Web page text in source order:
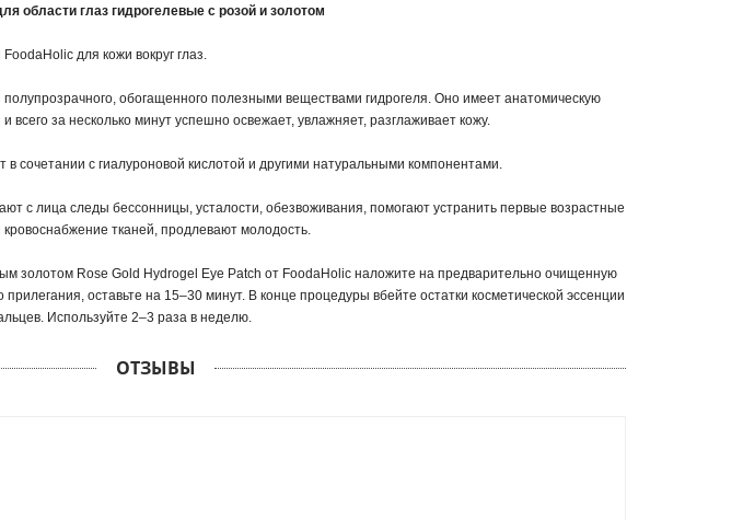
области глаз гидрогелевые с розой и золотом
для кожи вокруг глаз.
обогащенного полезными веществами гидрогеля. Оно имеет анатомическую
за несколько минут успешно освежает, увлажняет, разглаживает кожу.
в сочетании с гиалуроновой кислотой и другими натуральными компонентами.
с лица следы бессонницы, усталости, обезвоживания, помогают устранить первые возрастные
тканей, продлевают молодость.
золотом Rose Gold Hydrogel Eye Patch от FoodaHolic наложите на предварительно очищенную
прилегания, оставьте на 15–30 минут. В конце процедуры вбейте остатки косметической эссенции
Используйте 2–3 раза в неделю.
ОТЗЫВЫ